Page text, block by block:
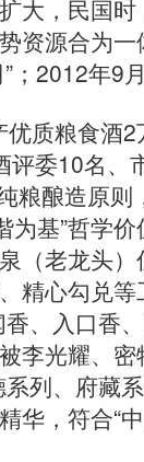
大，民国
源合为一
2012年9
质粮食酒
委10名、
酿造原则
基”哲学
（老龙头
精心勾兑
、入口香
李光耀、
列、府藏
，符合“